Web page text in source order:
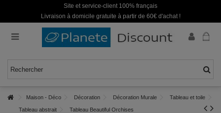
Site et service-client 100% français
Livraison à domicile gratuite à partir de 60€ d'achat !
Maison - Déco Décoration Décoration Murale Tableau et toile
Tableau abstrait Tableau Beautiful Orchises